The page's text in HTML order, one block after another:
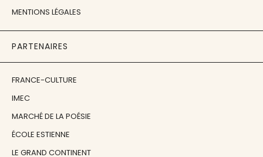
MENTIONS LÉGALES
PARTENAIRES
FRANCE-CULTURE
IMEC
MARCHÉ DE LA POÉSIE
ÉCOLE ESTIENNE
LE GRAND CONTINENT